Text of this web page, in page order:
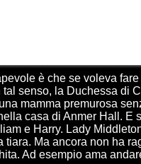
è che se voleva
senso, la Duchessa di
mamma premurosa
casa di Anmer Hall.
e Harry. Lady
tiara. Ma ancora non ha
Ad esempio ama